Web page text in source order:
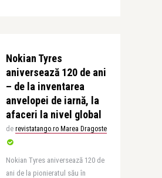
Nokian Tyres
aniversează 120 de ani
– de la inventarea
anvelopei de iarnă, la
afaceri la nivel global
de revistatango.ro Marea Dragoste
Nokian Tyres aniversează 120 de
ani de la pionieratul său în